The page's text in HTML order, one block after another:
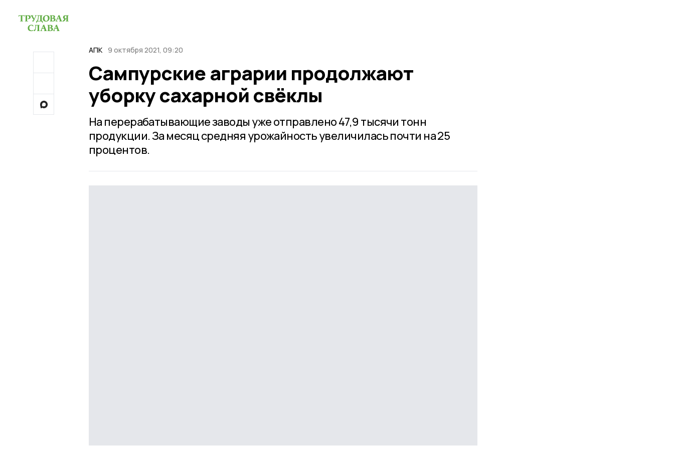
АПК 9 октября 2021, 09:20
Сампурские аграрии продолжают
уборку сахарной свёклы
На перерабатывающие заводы уже отправлено 47,9 тысячи тонн
продукции. За месяц средняя урожайность увеличилась почти на 25
процентов.